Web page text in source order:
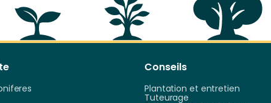
Conseils
Plantation et entretien
Tuteurage